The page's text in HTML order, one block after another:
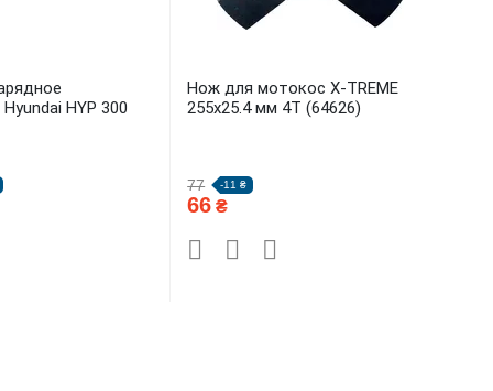
HYP 300
Нож для мотокос X-TREME
255x25.4 мм 4Т (64626)
77 -11 ₴
66₴